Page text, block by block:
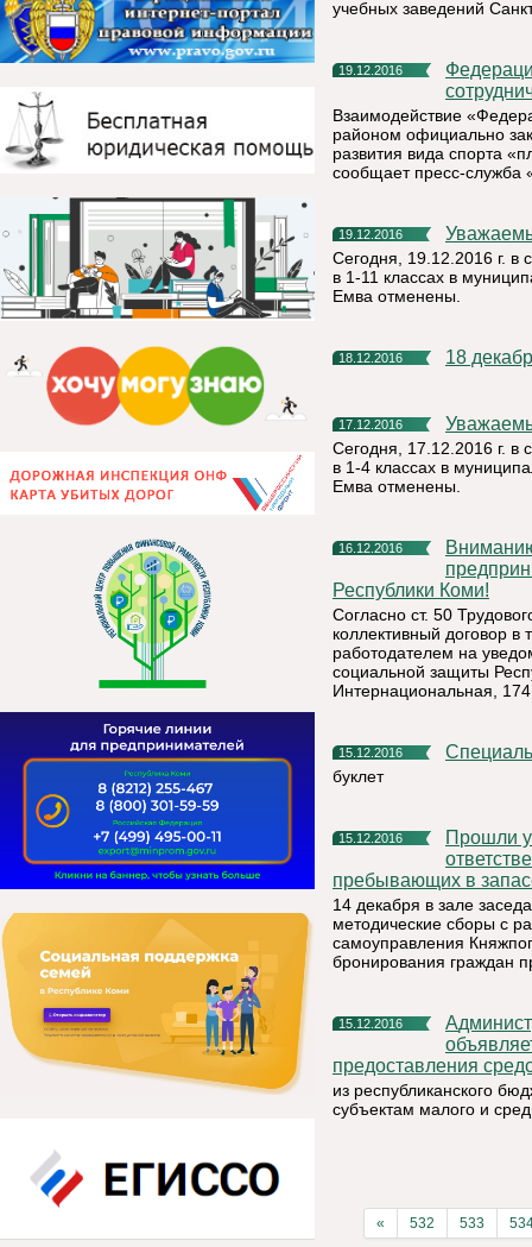
учебных заведений
19.12.2016
Федерация плавания РК заключила соглашение о
Взаимодействие
районом официально
развития вида спорта
сообщает пресс-служба
19.12.2016
Сегодня, 19.12.2016 г. в
в 1-11 классах в
Емва отменены.
18.12.2016 18
17.12.2016
Сегодня, 17.12.2016 г. в
в 1-4 классах в
Емва отменены.
16.12.2016
Вниманию руководителей организаций, индивидуальных
Республики Коми!
Согласно ст. 50
коллективный договор
работодателем на
социальной защиты
Интернациональная,
15.12.2016
буклет
15.12.2016
Прошли учебно-методические сборы с работниками
пребывающих в
14 декабря в зале
методические сборы с
самоуправления
бронирования граждан
15.12.2016
Администрация муниципального района «Княжпогостский»
предоставления
из республиканского
субъектам малого и
« 532 533